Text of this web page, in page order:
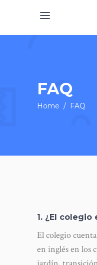
FAQ
Home / FAQ
1. ¿El colegio
El colegio
en inglés en los